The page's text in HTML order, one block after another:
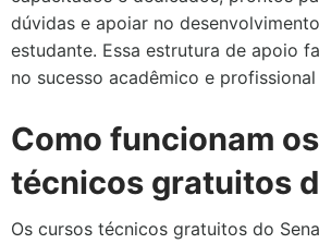
dúvidas e apoiar no
estudante. Essa estrutura de apoio
no sucesso acadêmico e
Como funcionam
técnicos gratuitos
Os cursos técnicos gratuitos do